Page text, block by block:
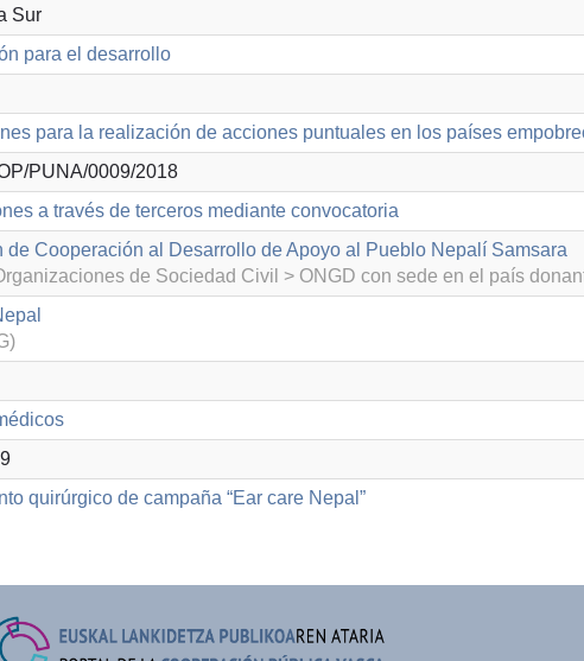
Sur
para el desarrollo
para la realización de acciones puntuales en los países
PUNA/0009/2018
a través de terceros mediante convocatoria
de Cooperación al Desarrollo de Apoyo al Pueblo Nepalí Samsara
de Sociedad Civil > ONGD con sede en el país
quirúrgico de campaña “Ear care Nepal”